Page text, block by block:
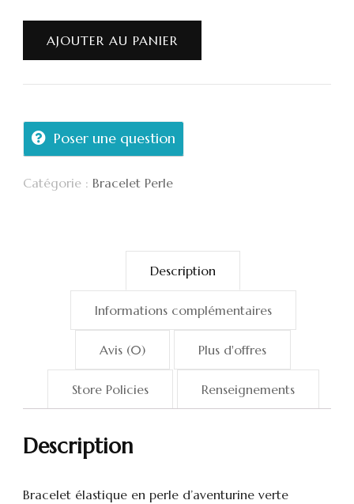
AJOUTER AU PANIER
Poser une question
Catégorie : Bracelet Perle
Description
Informations complémentaires
Avis (0) Plus d'offres
Store Policies Renseignements
Description
Bracelet élastique en perle d’aventurine verte